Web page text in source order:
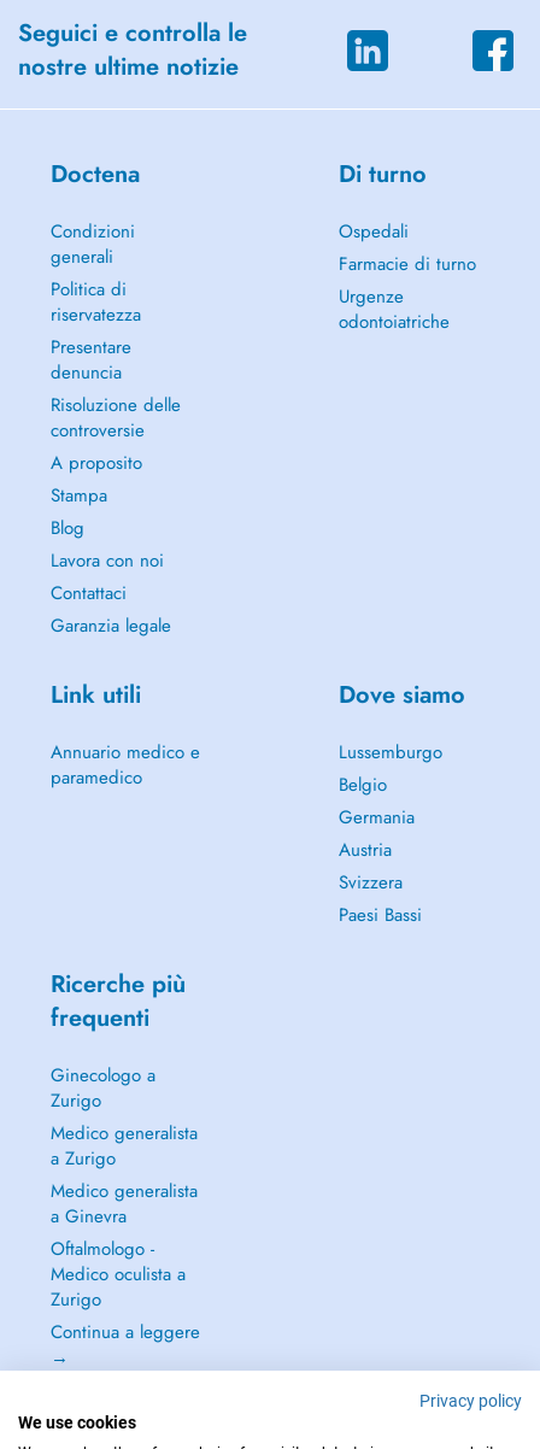
Seguici e controlla le
nostre ultime notizie
Doctena
Condizioni
generali
Politica di
riservatezza
Presentare
denuncia
Risoluzione delle
controversie
A proposito
Stampa
Blog
Lavora con noi
Contattaci
Garanzia legale
Di turno
Ospedali
Farmacie di turno
Urgenze
odontoiatriche
Link utili
Annuario medico e
paramedico
Dove siamo
Lussemburgo
Belgio
Germania
Austria
Svizzera
Paesi Bassi
Ricerche più
frequenti
Ginecologo a
Zurigo
Medico generalista
a Zurigo
Medico generalista
a Ginevra
Oftalmologo -
Medico oculista a
Zurigo
Continua a leggere
→
Privacy policy
We use cookies